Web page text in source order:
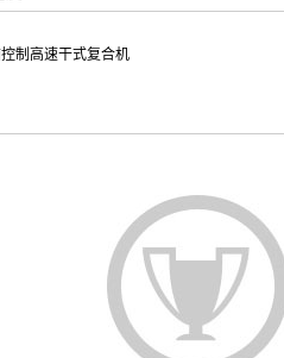
制高速干式复合机